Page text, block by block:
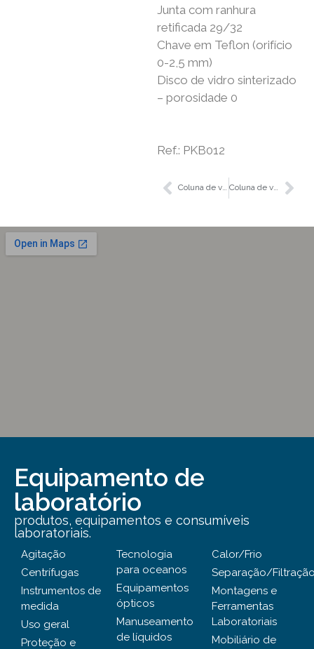
Junta com ranhura
retificada 29/32
Chave em Teflon (orifício
0-2,5 mm)
Disco de vidro sinterizado
– porosidade 0
Ref.: PKB012
Coluna de vidro para cromatografia, torneira de Teflon, 20×400 mm, junta 29/32 Coluna de vidro para cromatografia, torneira de Teflon, 10×200 mm, junta 14/23
Equipamento de
laboratório
produtos, equipamentos e consumíveis
laboratoriais.
Agitação
Centrífugas
Instrumentos de
medida
Uso geral
Proteção e
Tecnologia
para oceanos
Equipamentos
ópticos
Manuseamento
de líquidos
Calor/Frio
Separação/
Montagens e
Ferramentas
Laboratoriais
Mobiliário de